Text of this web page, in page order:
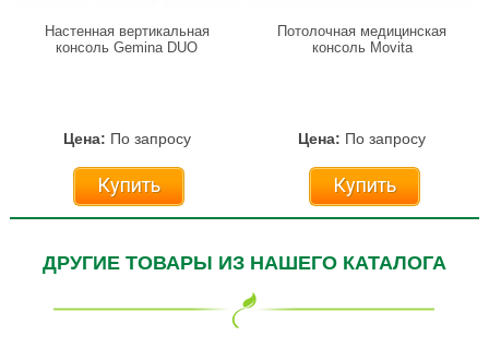
Настенная вертикальная
консоль Gemina DUO
Цена: По запросу
Купить
Потолочная медицинская
консоль Movita
Цена: По запросу
Купить
ДРУГИЕ ТОВАРЫ ИЗ НАШЕГО КАТАЛОГА